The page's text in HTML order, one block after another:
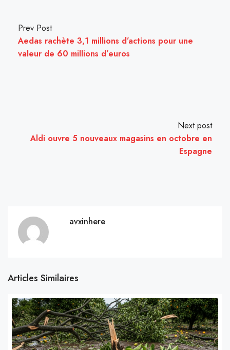
Prev Post
Aedas rachète 3,1 millions d’actions pour une
valeur de 60 millions d’euros
Next post
Aldi ouvre 5 nouveaux magasins en octobre en
Espagne
avxinhere
Articles Similaires